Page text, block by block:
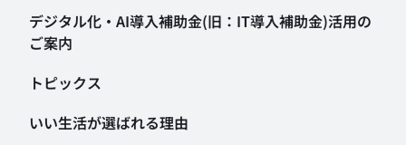
デジタル化・AI導入補助金(旧：IT導入補助金)活用の
ご案内
トピックス
いい生活が選ばれる理由